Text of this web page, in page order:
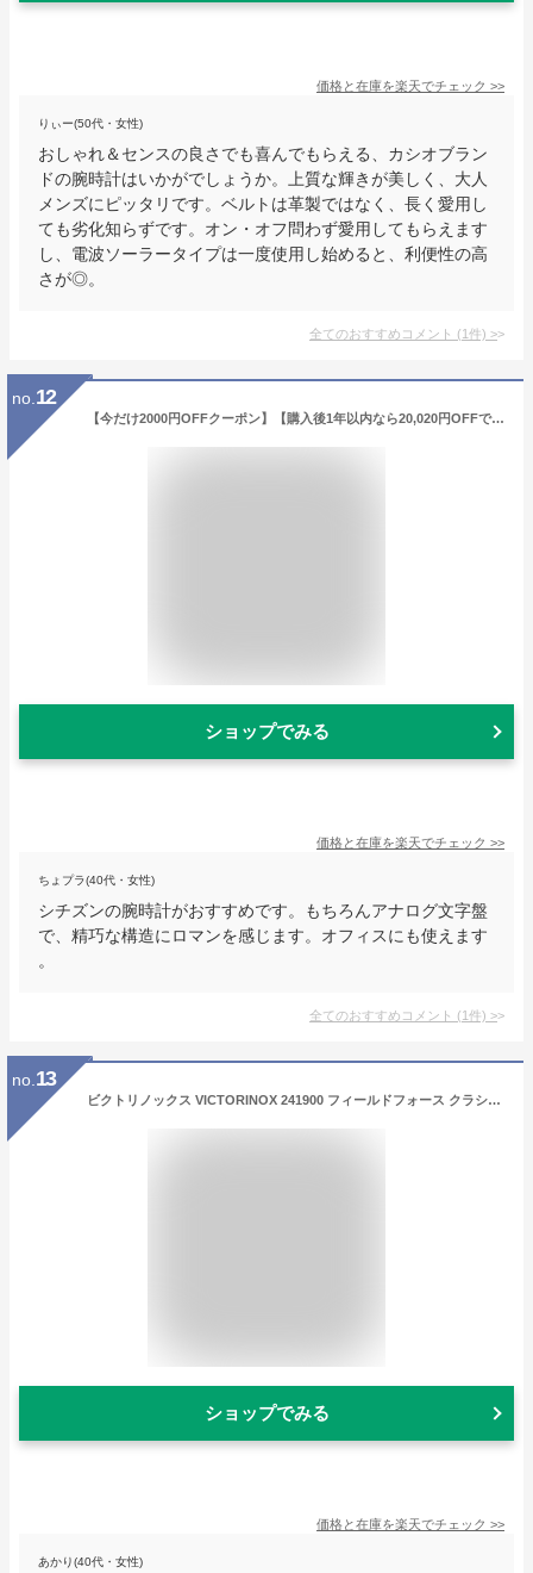
価格と在庫を楽天でチェック >>
りぃー(50代・女性)
おしゃれ＆センスの良さでも喜んでもらえる、カシオブラン
ドの腕時計はいかがでしょうか。上質な輝きが美しく、大人
メンズにピッタリです。ベルトは革製ではなく、長く愛用し
ても劣化知らずです。オン・オフ問わず愛用してもらえます
し、電波ソーラータイプは一度使用し始めると、利便性の高
さが◎。
全てのおすすめコメント (1件) >
no. 12
【今だけ2000円OFFクーポン】【購入後1年以内なら20,020円OFFで交換可】シチズン プロマスター エコドライブ PROMASTER LANDシリーズ Cal.E660 CB5034-91W 電波時計 ダイレクトフライト メンズ【あす楽】
ショップでみる
価格と在庫を楽天でチェック >>
ちょプラ(40代・女性)
シチズンの腕時計がおすすめです。もちろんアナログ文字盤
で、精巧な構造にロマンを感じます。オフィスにも使えます
。
全てのおすすめコメント (1件) >
no. 13
ビクトリノックス VICTORINOX 241900 フィールドフォース クラシック クロノ 国内正規品 腕時計
ショップでみる
価格と在庫を楽天でチェック >>
あかり(40代・女性)